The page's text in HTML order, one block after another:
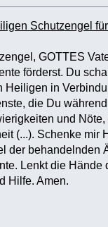
Schutzengel
GOTTES
förderst. Du
Heiligen in
die Du
und
(...). Schenke mir
der behandelnden
Lenkt die Hände
Hilfe. Amen.